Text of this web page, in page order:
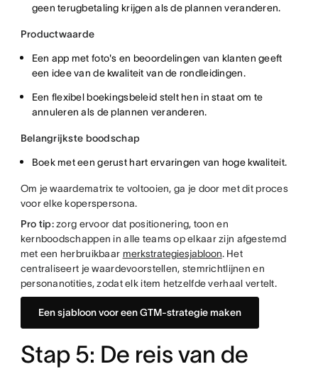
geen terugbetaling krijgen als de plannen veranderen.
Productwaarde
Een app met foto's en beoordelingen van klanten geeft
een idee van de kwaliteit van de rondleidingen.
Een flexibel boekingsbeleid stelt hen in staat om te
annuleren als de plannen veranderen.
Belangrijkste boodschap
Boek met een gerust hart ervaringen van hoge kwaliteit.
Om je waardematrix te voltooien, ga je door met dit proces
voor elke koperspersona.
Pro tip:zorg ervoor dat positionering, toon en
kernboodschappen in alle teams op elkaar zijn afgestemd
met een herbruikbaar merkstrategiesjabloon. Het
centraliseert je waardevoorstellen, stemrichtlijnen en
personanotities, zodat elk item hetzelfde verhaal vertelt.
Een sjabloon voor een GTM-strategie maken
Stap 5: De reis van de